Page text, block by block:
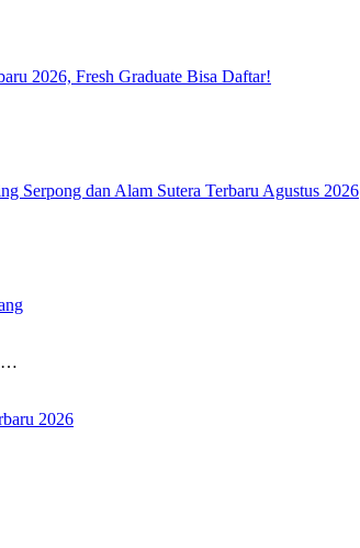
2026, Fresh Graduate Bisa Daftar!
Serpong dan Alam Sutera Terbaru Agustus 2026
2026